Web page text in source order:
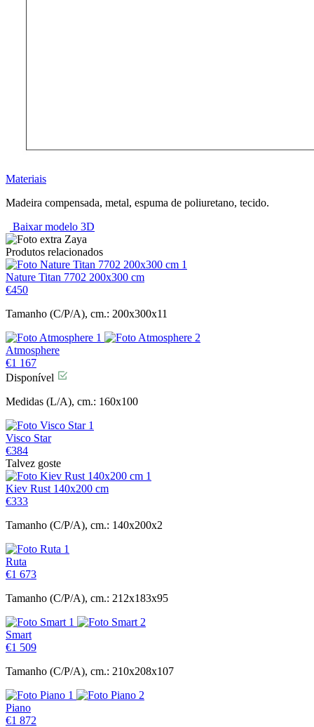
Materiais
Madeira compensada, metal, espuma de poliuretano, tecido.
Baixar modelo 3D
Produtos relacionados
Nature Titan 7702 200x300 cm
€450
Tamanho (C/P/A), cm.: 200x300x11
Atmosphere
€1 167
Disponível
Medidas (L/A), cm.: 160x100
Visco Star
€384
Talvez goste
Kiev Rust 140x200 cm
€333
Tamanho (C/P/A), cm.: 140x200x2
Ruta
€1 673
Tamanho (C/P/A), cm.: 212x183x95
Smart
€1 509
Tamanho (C/P/A), cm.: 210x208x107
Piano
€1 872